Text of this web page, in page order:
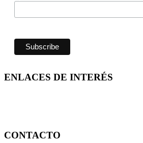
ENLACES DE INTERÉS
CONTACTO